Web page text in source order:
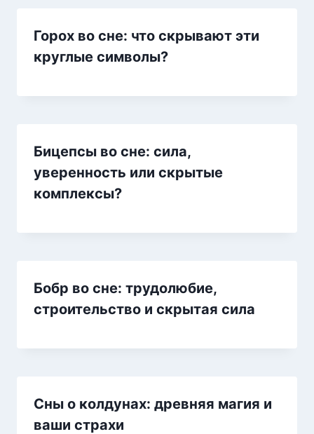
Горох во сне: что скрывают эти
круглые символы?
Бицепсы во сне: сила,
уверенность или скрытые
комплексы?
Бобр во сне: трудолюбие,
строительство и скрытая сила
Сны о колдунах: древняя магия и
ваши страхи